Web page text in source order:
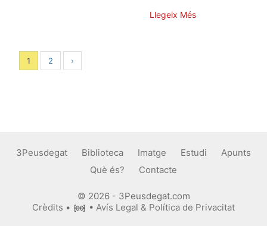
Llegeix Més
1 2 ›
3Peusdegat Biblioteca Imatge Estudi
Apunts
Què és?
Contacte
© 2026 - 3Peusdegat.com
Crèdits • •Avís Legal & Política de Privacitat